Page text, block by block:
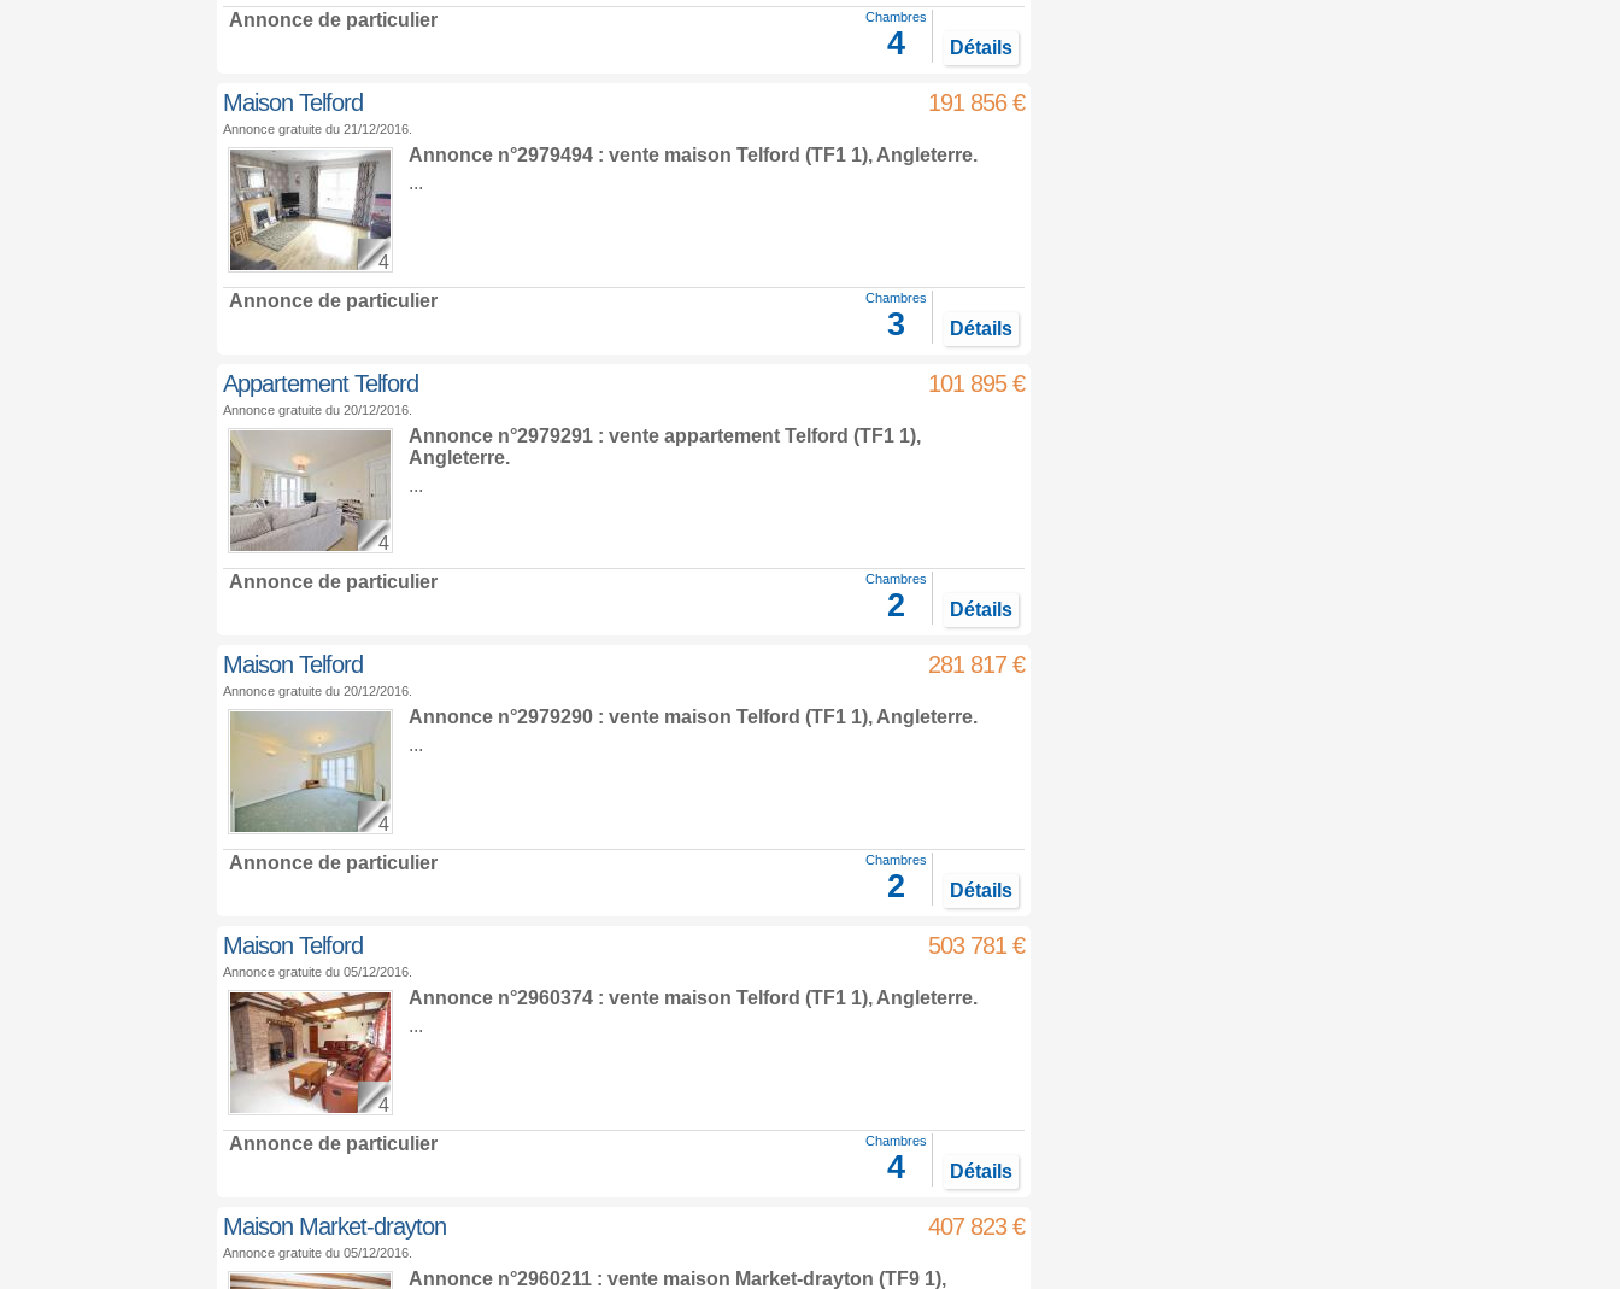
Annonce de particulier Chambres
4 Détails
Maison Telford 191 856 €
Annonce gratuite du 21/12/2016.
4
Annonce n°2979494 : vente maison Telford (TF1 1), Angleterre.
...
Annonce de particulier Chambres
3 Détails
Appartement Telford 101 895 €
Annonce gratuite du 20/12/2016.
4
Annonce n°2979291 : vente appartement Telford (TF1 1),
Angleterre.
...
Annonce de particulier Chambres
2 Détails
Maison Telford 281 817 €
Annonce gratuite du 20/12/2016.
4
Annonce n°2979290 : vente maison Telford (TF1 1), Angleterre.
...
Annonce de particulier Chambres
2 Détails
Maison Telford 503 781 €
Annonce gratuite du 05/12/2016.
4
Annonce n°2960374 : vente maison Telford (TF1 1), Angleterre.
...
Annonce de particulier Chambres
4 Détails
Maison Market-drayton 407 823 €
Annonce gratuite du 05/12/2016.
Annonce n°2960211 : vente maison Market-drayton (TF9 1),